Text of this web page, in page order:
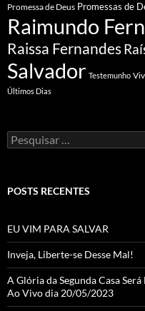
Promessa de Deus Promessas de
Raimundo
Raissa Fernandes
Salvador Testemunho
Últimos Dias
Pesquisar
por:
POSTS RECENTES
EU VIM PARA SALVAR
Inveja, Liberte-se Desse Mal!
A Glória da Segunda Casa
Ao Vivo dia 20/05/2023